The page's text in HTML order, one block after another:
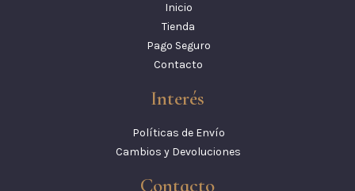
Inicio
Tienda
Pago Seguro
Contacto
Interés
Políticas de Envío
Cambios y Devoluciones
Contacto